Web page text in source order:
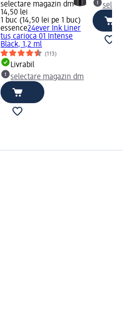
selectare magazin dm
14,50 lei
1 buc (14,50 lei pe 1 buc)
essence24ever Ink Liner
tuș carioca 01 Intense
Black, 1,2 ml
(113)
Livrabil
selectare magazin dm